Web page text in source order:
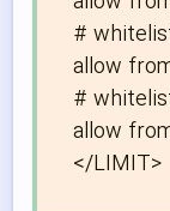
#
allow
#
allow
</LIMIT>